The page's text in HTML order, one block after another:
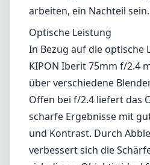
Eines der ersten Dinge, die Ihnen
ist die solide Verarbeitungsqualität.
Konstruktion fühlt sich nicht nur
verleiht dem Objektiv auch einen
minimalistische Design verzichtet auf
und passt perfekt zur Ästhetik von
funktioniert geschmeidig und bietet
Feedback, was präzise Kontrollen
einige Fotografen, die häufig unter
arbeiten, ein Nachteil sein.
Optische Leistung